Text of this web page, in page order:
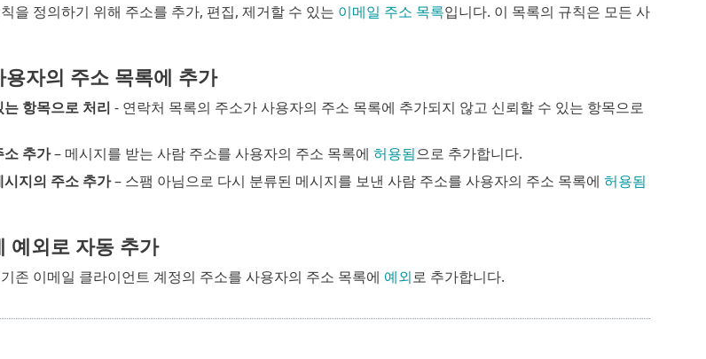
을 정의하기 위해 주소를 추가, 편집, 제거할 수 있는 이메일 주소 목록입니다. 이 목록의 규칙은 모든 사
자의 주소 목록에 추가
항목으로 처리 - 연락처 목록의 주소가 사용자의 주소 목록에 추가되지 않고 신뢰할 수 있는 항목으로
추가– 메시지를 받는 사람 주소를 사용자의 주소 목록에 허용됨으로 추가합니다.
시지의 주소 추가– 스팸 아님으로 다시 분류된 메시지를 보낸 사람 주소를 사용자의 주소 목록에 허용됨
예외로 자동 추가
존 이메일 클라이언트 계정의 주소를 사용자의 주소 목록에 예외로 추가합니다.